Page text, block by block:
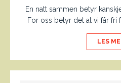
En natt sammen betyr
For oss betyr det at vi får fri
LES